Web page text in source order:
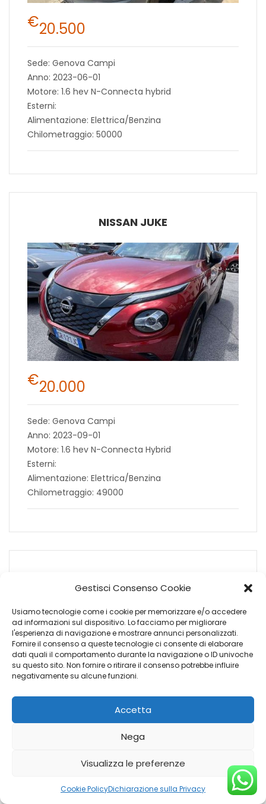
Gestisci Consenso Cookie
Usiamo tecnologie come i cookie per memorizzare e/o accedere
ad informazioni sul dispositivo. Lo facciamo per migliorare
l'esperienza di navigazione e mostrare annunci personalizzati.
Fornire il consenso a queste tecnologie ci consente di elaborare
dati quali il comportamento durante la navigazione o ID univoche
su questo sito. Non fornire o ritirare il consenso potrebbe influire
negativamente su alcune funzioni.
Accetta
Nega
Visualizza le preferenze
Cookie PolicyDichiarazione sulla Privacy
€20.500
Sede: Genova Campi
Anno: 2023-06-01
Motore: 1.6 hev N-Connecta hybrid
Esterni:
Alimentazione: Elettrica/Benzina
Chilometraggio: 50000
NISSAN JUKE
€20.000
Sede: Genova Campi
Anno: 2023-09-01
Motore: 1.6 hev N-Connecta Hybrid
Esterni:
Alimentazione: Elettrica/Benzina
Chilometraggio: 49000
Anno: 2020-10-01